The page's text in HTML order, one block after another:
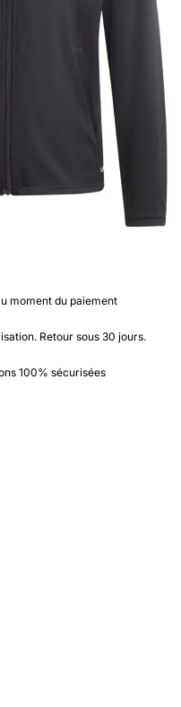
moment du paiement
Retour sous 30 jours.
100% sécurisées